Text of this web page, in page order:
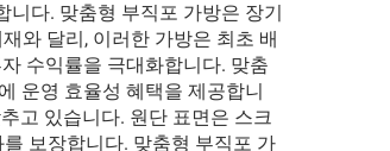
니다. 맞춤형 부직포 가방은 장기
와 달리, 이러한 가방은 최초 배
수익률을 극대화합니다. 맞춤
운영 효율성 혜택을 제공합니
고 있습니다. 원단 표면은 스크
보장합니다. 맞춤형 부직포 가